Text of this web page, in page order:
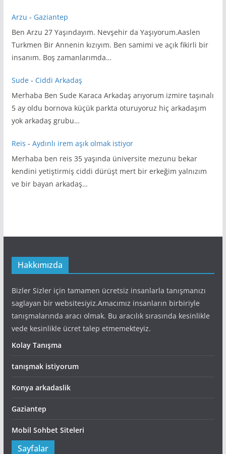
Arzu - Gaziantep
Ben Arzu 27 Yaşındayım. Nevşehir da Yaşıyorum.Aaslen
Turkmen Bir Annenin kızıyım. Ben samimi ve açık fikirli bir
insanım. Boş zamanlarımda…
Sude- Ciddi Arkadaş
Merhaba Ben Sude Karaca Arkadaş arıyorum izmire taşınalı
5 ay oldu bornova küçük parkta oturuyoruz hiç arkadaşım
yok arkadaş grubu…
Reis - Aydınlı irem aşık olmak istiyor
Merhaba ben reis 35 yaşında üniversite mezunu bekar
kendini yetiştirmiş ciddi dürüşt mert bir erkeğim yalnızım
ve bir bayan arkadaş…
Hakkımızda
Bizler Sizler için tamamen ücretsiz insanlarla tanışmanızı
saglayan bir websitesiyiz.Amacımız insanların birbiriyle
tanışmalarında aracı olmak. Bu aracılık sırasında kesinlikle
vede kesinlikle ücret talep etmemekteyiz.
Kolay Tanışma
tanışmak istiyorum
Konya arkadaslik
Gaziantep
Mobil Sohbet Siteleri
Sayfalar